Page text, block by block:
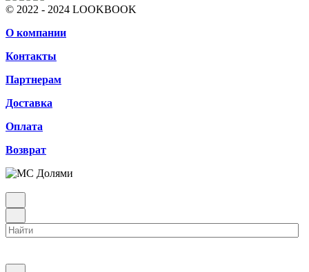
© 2022 - 2024 LOOKBOOK
О компании
Контакты
Партнерам
Доставка
Оплата
Возврат